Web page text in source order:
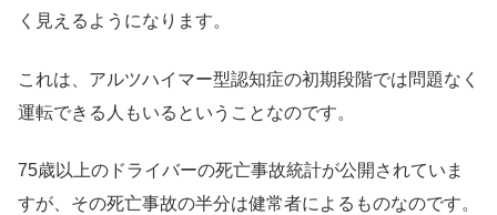
く見えるようになります。
これは、アルツハイマー型認知症の初期段階では問題なく
運転できる人もいるということなのです。
75歳以上のドライバーの死亡事故統計が公開されていま
すが、その死亡事故の半分は健常者によるものなのです。